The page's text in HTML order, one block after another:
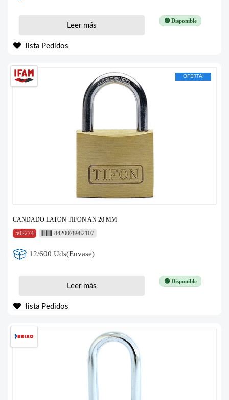
🟢 Disponible
Leer más
lista Pedidos
OFERTA!
CANDADO LATON TIFON AN 20 MM
502274
8420078982107
12/600 Uds(Envase)
🟢 Disponible
Leer más
lista Pedidos